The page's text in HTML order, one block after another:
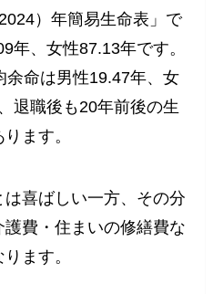
）年簡易生命表」で
年、女性87.13年です。
余命は男性19.47年、女
退職後も20年前後の生
ます。
喜ばしい一方、その分
費・住まいの修繕費な
ます。